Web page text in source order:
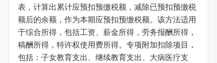
表，计算出累计应预扣预缴税额，减除已预扣预缴税
额后的余额，作为本期应预扣预缴税额。该方法适用
于综合所得，包括工资、薪金所得，劳务报酬所得，
稿酬所得，特许权使用费所得。专项附加扣除项目，
包括：子女教育支出、继续教育支出、大病医疗支